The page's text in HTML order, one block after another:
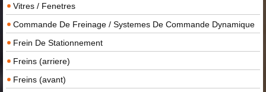
Vitres / Fenetres
Commande De Freinage / Systemes De Commande Dynamique
Frein De Stationnement
Freins (arriere)
Freins (avant)